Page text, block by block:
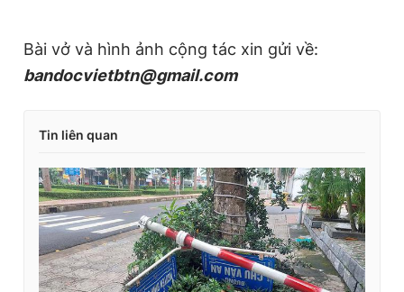
Tổng thư ký tòa soạn: Đức Trung
Giấy phép xuất bản số 110/GP - BTTTT cấp ngày 24.3.2020
© 2003-2026 Bản quyền thuộc về Báo Thanh Niên. Cấm sao
Bài vở và hình ảnh cộng tác xin gửi về:
bandocvietbtn@gmail.com
Tin liên quan